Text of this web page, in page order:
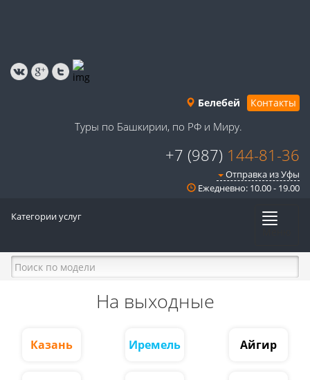
Белебей Контакты
Туры по Башкирии, по РФ и Миру.
+7 (987) 144-81-36
Отправка из Уфы
Ежедневно: 10.00 - 19.00
Категории услуг
На выходные
Казань Иремель Айгир